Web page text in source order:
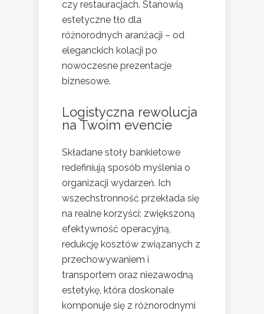
czy restauracjach. Stanowią
estetyczne tło dla
różnorodnych aranżacji – od
eleganckich kolacji po
nowoczesne prezentacje
biznesowe.
Logistyczna rewolucja
na Twoim evencie
Składane stoły bankietowe
redefiniują sposób myślenia o
organizacji wydarzeń. Ich
wszechstronność przekłada się
na realne korzyści: zwiększoną
efektywność operacyjną,
redukcję kosztów związanych z
przechowywaniem i
transportem oraz niezawodną
estetykę, która doskonale
komponuje się z różnorodnymi